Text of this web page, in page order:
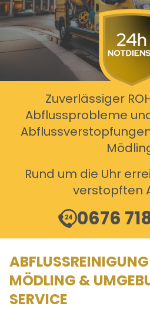
Zuverlässiger
Abflussprobleme
Rund um die Uhr
verstopften
0676
MÖDLING &
SERVICE